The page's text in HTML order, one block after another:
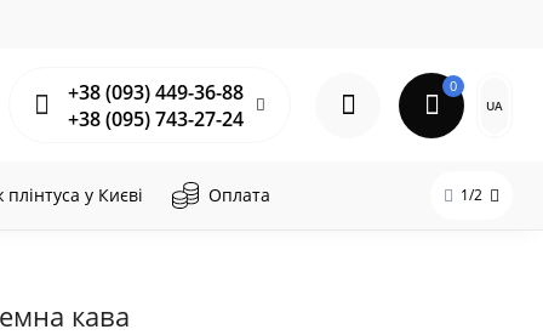
+38 (093) 449-36-88
+38 (095) 743-27-24
0
UA
у Києві Оплата 1/2
кава